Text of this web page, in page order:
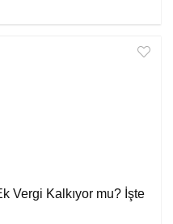
Vergi Kalkıyor mu? İşte